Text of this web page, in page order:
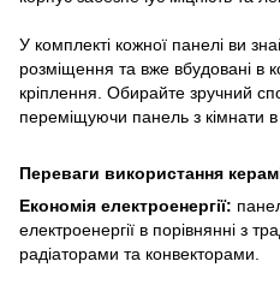
У комплекті кожної панелі ви
розміщення та вже вбудовані в
кріплення. Обирайте зручний
переміщуючи панель з кімнати в
Переваги використання
Економія електроенергії:
електроенергії в порівнянні з
радіаторами та конвекторами.